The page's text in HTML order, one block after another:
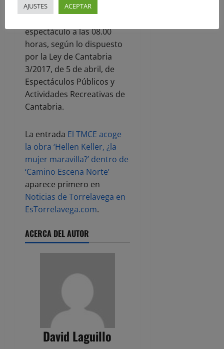
del aforo saldrá a la venta
espectáculo a las 08.00
horas, según lo dispuesto
por la Ley de Cantabria
3/2017, de 5 de abril, de
Espectáculos Públicos y
Actividades Recreativas de
Cantabria.
La entrada El TMCE acoge
la obra ‘Hellen Keller, ¿la
mujer maravilla?’ dentro de
‘Camino Escena Norte’
aparece primero en
Noticias de Torrelavega en
EsTorrelavega.com.
ACERCA DEL AUTOR
David Laguillo
AJUSTES ACEPTAR